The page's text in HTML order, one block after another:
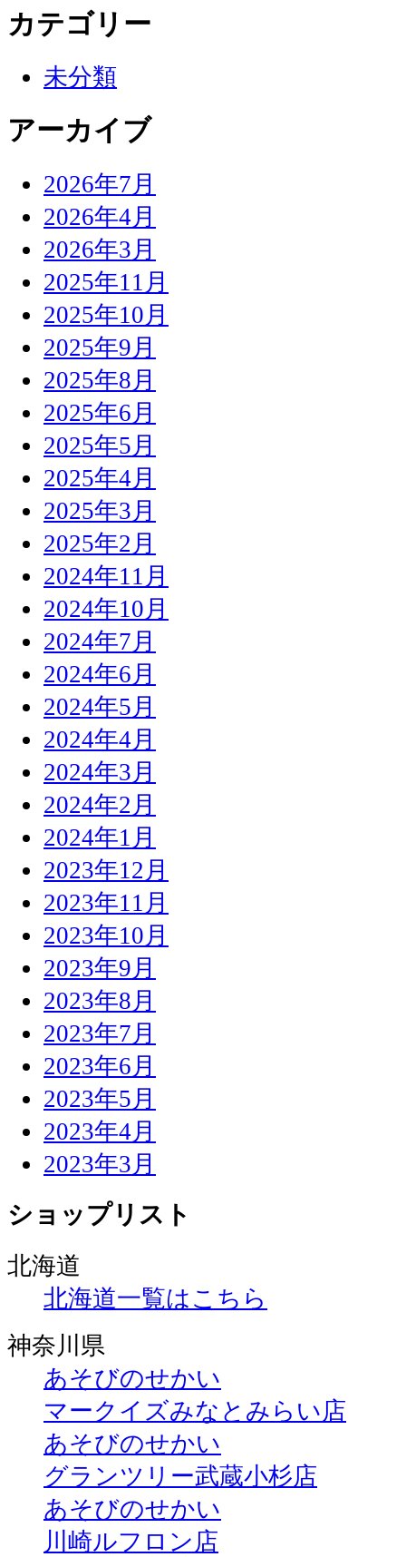
カテゴリー
未分類
アーカイブ
2026年7月
2026年4月
2026年3月
2025年11月
2025年10月
2025年9月
2025年8月
2025年6月
2025年5月
2025年4月
2025年3月
2025年2月
2024年11月
2024年10月
2024年7月
2024年6月
2024年5月
2024年4月
2024年3月
2024年2月
2024年1月
2023年12月
2023年11月
2023年10月
2023年9月
2023年8月
2023年7月
2023年6月
2023年5月
2023年4月
2023年3月
ショップリスト
北海道
北海道一覧はこちら
神奈川県
あそびのせかい
マークイズみなとみらい店
あそびのせかい
グランツリー武蔵小杉店
あそびのせかい
川崎ルフロン店